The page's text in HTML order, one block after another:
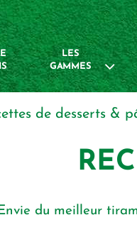
LES
GAMMES
de desserts &
du meilleur
des cookies